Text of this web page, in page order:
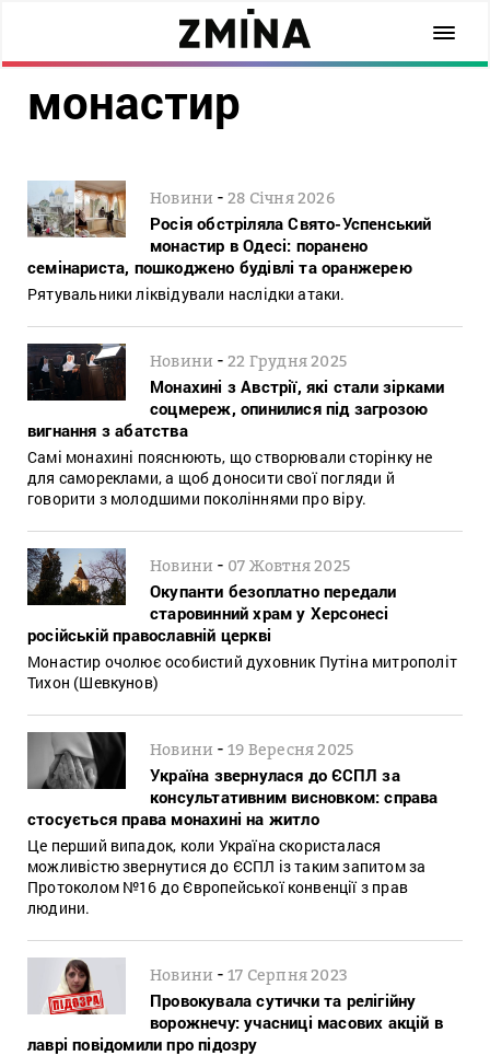
монастир
Новини -28 Січня 2026
Росія обстріляла Свято-Успенський
монастир в Одесі: поранено
семінариста, пошкоджено будівлі та оранжерею
Рятувальники ліквідували наслідки атаки.
Новини -22 Грудня 2025
Монахині з Австрії, які стали зірками
соцмереж, опинилися під загрозою
вигнання з абатства
Самі монахині пояснюють, що створювали сторінку не
для самореклами, а щоб доносити свої погляди й
говорити з молодшими поколіннями про віру.
Новини - 07 Жовтня 2025
Окупанти безоплатно передали
старовинний храм у Херсонесі
російській православній церкві
Монастир очолює особистий духовник Путіна митрополіт
Тихон (Шевкунов)
Новини -19 Вересня 2025
Україна звернулася до ЄСПЛ за
консультативним висновком: справа
стосується права монахині на житло
Це перший випадок, коли Україна скористалася
можливістю звернутися до ЄСПЛ із таким запитом за
Протоколом №16 до Європейської конвенції з прав
людини.
Новини -17 Серпня 2023
Провокувала сутички та релігійну
ворожнечу: учасниці масових акцій в
лаврі повідомили про підозру